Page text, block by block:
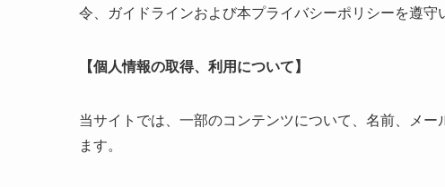
令、ガイドラインおよび本プライバシーポリシーを遵守
【個人情報の取得、利用について】
当サイトでは、一部のコンテンツについて、名前、メ
ます。